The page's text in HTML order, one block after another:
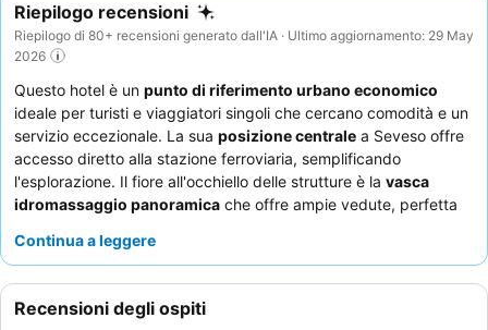
Riepilogo recensioni
Riepilogo di 80+ recensioni generato dall'IA · Ultimo aggiornamento: 29 May
2026
Questo hotel è un punto di riferimento urbano economico
ideale per turisti e viaggiatori singoli che cercano comodità e un
servizio eccezionale. La sua posizione centrale a Seveso offre
accesso diretto alla stazione ferroviaria, semplificando
l'esplorazione. Il fiore all'occhiello delle strutture è la vasca
idromassaggio panoramica che offre ampie vedute, perfetta
lodano costantemente il
essere limitata, l'ospitalità generale risplende. Per un'esperienza
più tranquilla, si consiglia di richiedere una camera lontana dalla
Continua a leggere
Recensioni degli ospiti